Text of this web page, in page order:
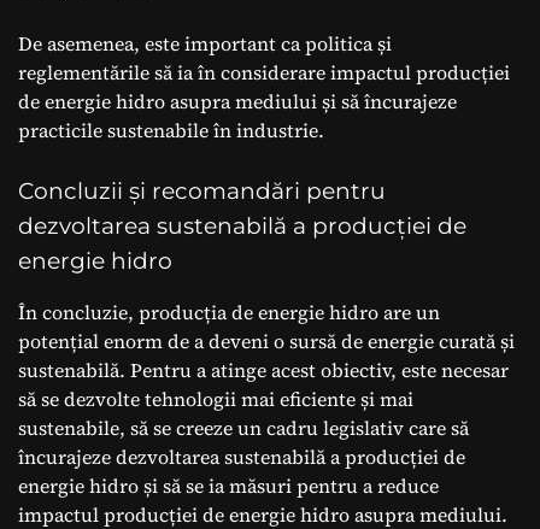
De asemenea, este important ca politica și
reglementările să ia în considerare impactul producției
de energie hidro asupra mediului și să încurajeze
practicile sustenabile în industrie.
Concluzii și recomandări pentru
dezvoltarea sustenabilă a producției de
energie hidro
În concluzie, producția de energie hidro are un
potențial enorm de a deveni o sursă de energie curată și
sustenabilă. Pentru a atinge acest obiectiv, este necesar
să se dezvolte tehnologii mai eficiente și mai
sustenabile, să se creeze un cadru legislativ care să
încurajeze dezvoltarea sustenabilă a producției de
energie hidro și să se ia măsuri pentru a reduce
impactul producției de energie hidro asupra mediului.